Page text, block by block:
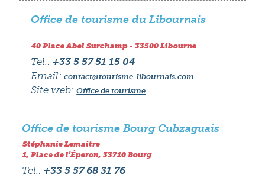
Office de tourisme du Libournais
40 Place Abel Surchamp - 33500 Libourne
Tel.: +33 5 57 51 15 04
Email: contact@tourisme-libournais.com
Site web: Office de tourisme
Office de tourisme Bourg Cubzaguais
Stéphanie Lemaitre
1, Place de l'Éperon, 33710 Bourg
Tel.: +33 5 57 68 31 76